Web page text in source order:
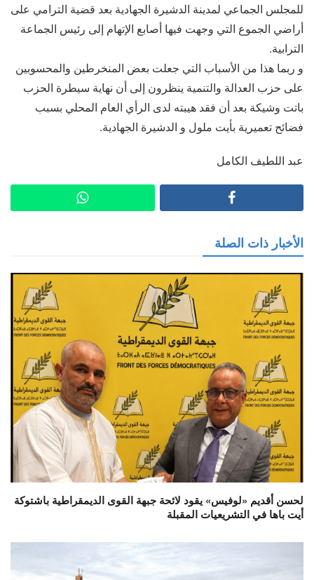
للمجلس الجماعي لمدينة الدشيرة الجهادية بعد قضية الترامي على
أراضي الجموع التي وجهت فيها أصابع الإتهام إلى رئيس الجماعة
الترابية.
و ربما هذا من الأسباب التي جعلت بعض المنخرطين والمحسوبين
على حزب العدالة والتنمية ينظرون إلى أن نهاية سيطرة الحزب
باتت وشيكة بعد أن فقد هيبته لدى الرأي العام المحلي بسبب
فضائح تعميرية بأيت ملول و الدشيرة الجهادية.
عبد اللطيف الكامل
الأخبار ذات الصلة
لحسن أقديم «لوفيس» يقود لائحة جبهة القوى الديمقراطية باشتوكة
أيت باها في التشريعيات المقبلة